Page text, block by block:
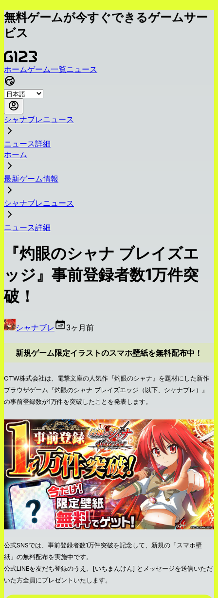
無料ゲームが今すぐできるゲームサー
ビス
ホームゲーム一覧ニュース
シャナブレニュース
ニュース詳細
ホーム
最新ゲーム情報
シャナブレニュース
ニュース詳細
『灼眼のシャナ ブレイズエ
ッジ』事前登録者数1万件突
破！
シャナブレ 3ヶ月前
新規ゲーム限定イラストのスマホ壁紙を無料配布中！
CTW株式会社は、電撃文庫の人気作『灼眼のシャナ』を題材にした新作
ブラウザゲーム『灼眼のシャナ ブレイズエッジ（以下、シャナブレ）』
の事前登録数が1万件を突破したことを発表します。
公式SNSでは、事前登録者数1万件突破を記念して、新規の「スマホ壁
紙」の無料配布を実施中です。
公式LINEを友だち登録のうえ、[いちまんけん] とメッセージを送信いただ
いた方全員にプレゼントいたします。